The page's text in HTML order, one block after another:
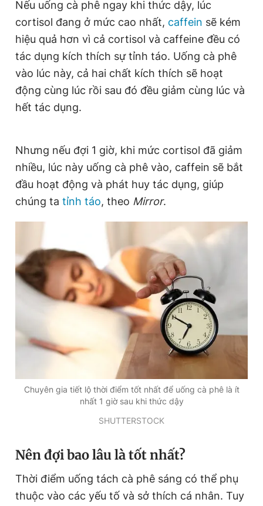
Giấy phép xuất bản số 110/GP - BTTTT cấp ngày 24.3.2020
© 2003-2026 Bản quyền thuộc về Báo Thanh Niên. Cấm sao
chép dưới mọi hình thức nếu không có sự chấp thuận bằng văn
bản. Phát triển bởi ePi Technologies, JSC.
Nếu uống cà phê ngay khi thức dậy, lúc
cortisol đang ở mức cao nhất, caffein sẽ kém
hiệu quả hơn vì cả cortisol và caffeine đều có
tác dụng kích thích sự tỉnh táo. Uống cà phê
vào lúc này, cả hai chất kích thích sẽ hoạt
động cùng lúc rồi sau đó đều giảm cùng lúc và
hết tác dụng.
Nhưng nếu đợi 1 giờ, khi mức cortisol đã giảm
nhiều, lúc này uống cà phê vào, caffein sẽ bắt
đầu hoạt động và phát huy tác dụng, giúp
chúng ta tỉnh táo, theo Mirror.
Chuyên gia tiết lộ thời điểm tốt nhất để uống cà phê là ít
nhất 1 giờ sau khi thức dậy
SHUTTERSTOCK
Nên đợi bao lâu là tốt nhất?
Thời điểm uống tách cà phê sáng có thể phụ
thuộc vào các yếu tố và sở thích cá nhân. Tuy